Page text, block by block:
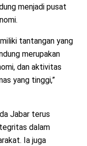
menjadi pusat
tantangan yang
merupakan
dan aktivitas
yang tinggi,”
Jabar terus
dalam
Ia juga